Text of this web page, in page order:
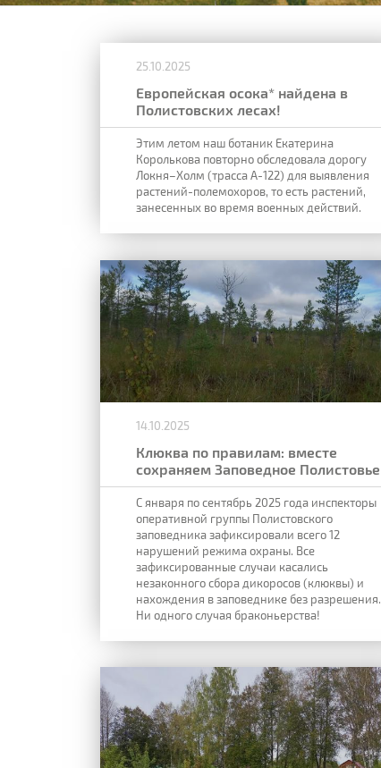
25.10.2025
Европейская осока* найдена в
Полистовских лесах!
Этим летом наш ботаник Екатерина
Королькова повторно обследовала дорогу
Локня–Холм (трасса А-122) для выявления
растений-полемохоров, то есть растений,
занесенных во время военных действий.
14.10.2025
Клюква по правилам: вместе
сохраняем Заповедное Полистовье
С января по сентябрь 2025 года инспекторы
оперативной группы Полистовского
заповедника зафиксировали всего 12
нарушений режима охраны. Все
зафиксированные случаи касались
незаконного сбора дикоросов (клюквы) и
нахождения в заповеднике без разрешения.
Ни одного случая браконьерства!